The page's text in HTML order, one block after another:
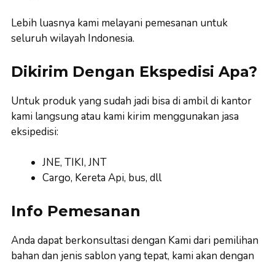
Lebih luasnya kami melayani pemesanan untuk
seluruh wilayah Indonesia.
Dikirim Dengan Ekspedisi Apa?
Untuk produk yang sudah jadi bisa di ambil di kantor
kami langsung atau kami kirim menggunakan jasa
eksipedisi:
JNE, TIKI, JNT
Cargo, Kereta Api, bus, dll
Info Pemesanan
Anda dapat berkonsultasi dengan Kami dari pemilihan
bahan dan jenis sablon yang tepat, kami akan dengan